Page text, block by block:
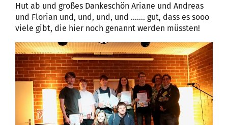
Hut ab und großes Dankeschön Ariane und Andreas
und Florian und, und, und, und ……. gut, dass es sooo
viele gibt, die hier noch genannt werden müssten!